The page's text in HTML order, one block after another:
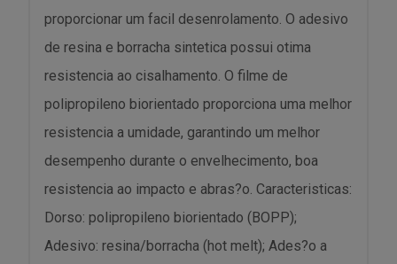
proporcionar um facil desenrolamento. O adesivo
de resina e borracha sintetica possui otima
resistencia ao cisalhamento. O filme de
polipropileno biorientado proporciona uma melhor
resistencia a umidade, garantindo um melhor
desempenho durante o envelhecimento, boa
resistencia ao impacto e abras?o. Caracteristicas:
Dorso: polipropileno biorientado (BOPP);
Adesivo: resina/borracha (hot melt); Ades?o a